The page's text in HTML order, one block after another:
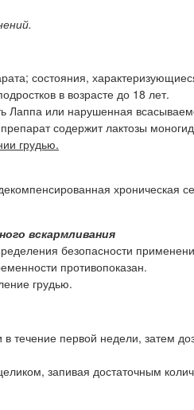
состояния,
в возрасте до 18 лет.
Лаппа или нарушенная
содержит лактозы
грудью.
хроническая
вскармливания
безопасности
противопоказан.
грудью.
в течение первой недели, затем
запивая достаточным